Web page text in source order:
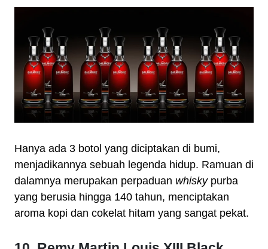
Hanya ada 3 botol yang diciptakan di bumi,
menjadikannya sebuah legenda hidup. Ramuan di
dalamnya merupakan perpaduan whiskypurba
yang berusia hingga 140 tahun, menciptakan
aroma kopi dan cokelat hitam yang sangat pekat.